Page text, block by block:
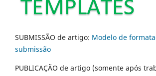
SUBMISSÃO de artigo: Modelo de
submissão
PUBLICAÇÃO de artigo (somente após